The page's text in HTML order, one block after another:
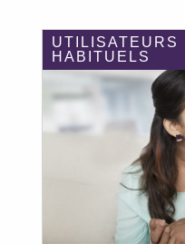
UTILISATEURS
HABITUELS